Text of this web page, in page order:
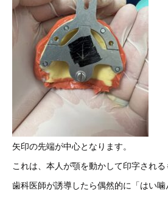
矢印の先端が中心となります。
これは、本人が顎を動かして印字される
歯科医師が誘導したら偶然的に「はい